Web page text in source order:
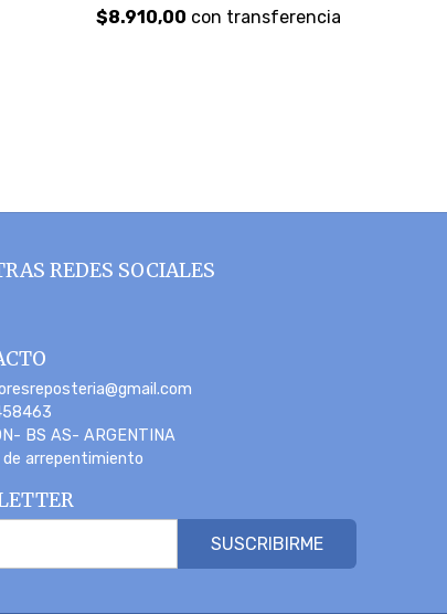
$8.910,00 con transferencia
REDES SOCIALES
BS AS- ARGENTINA
de arrepentimiento
SUSCRIBIRME